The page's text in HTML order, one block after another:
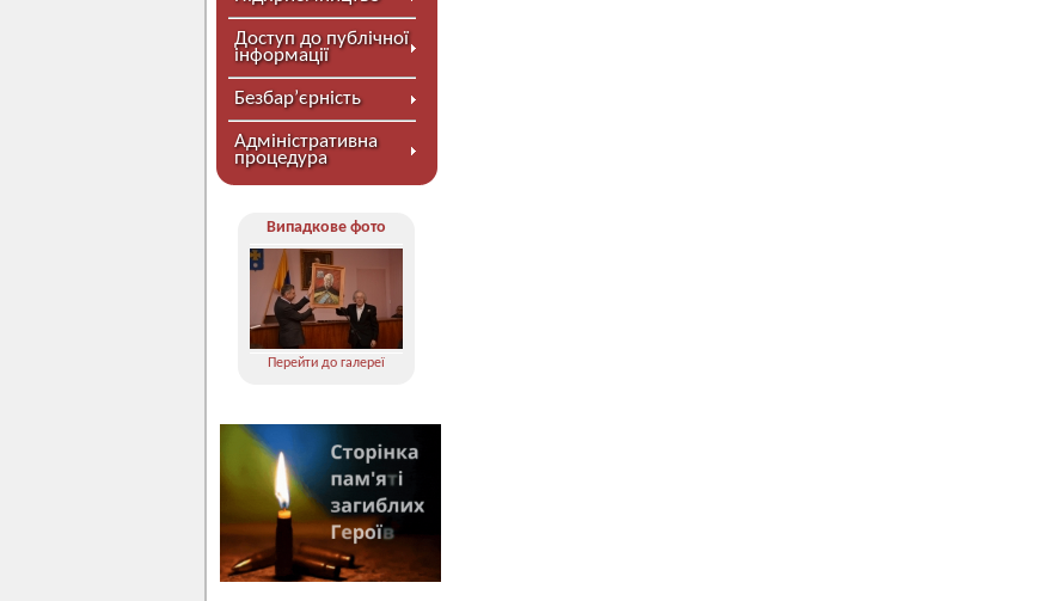
Доступ до публічної
інформації
Безбар’єрність
Адміністративна
процедура
Випадкове фото
Перейти до галереї